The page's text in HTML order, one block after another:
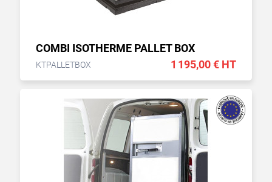
COMBI ISOTHERME PALLET BOX
KTPALLETBOX 1 195,00 € HT